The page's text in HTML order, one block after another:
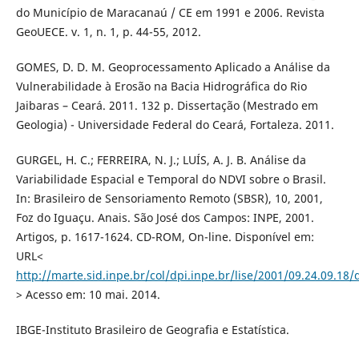
do Município de Maracanaú / CE em 1991 e 2006. Revista
GeoUECE. v. 1, n. 1, p. 44-55, 2012.
GOMES, D. D. M. Geoprocessamento Aplicado a Análise da
Vulnerabilidade à Erosão na Bacia Hidrográfica do Rio
Jaibaras – Ceará. 2011. 132 p. Dissertação (Mestrado em
Geologia) - Universidade Federal do Ceará, Fortaleza. 2011.
GURGEL, H. C.; FERREIRA, N. J.; LUÍS, A. J. B. Análise da
Variabilidade Espacial e Temporal do NDVI sobre o Brasil.
In: Brasileiro de Sensoriamento Remoto (SBSR), 10, 2001,
Foz do Iguaçu. Anais. São José dos Campos: INPE, 2001.
Artigos, p. 1617-1624. CD-ROM, On-line. Disponível em:
URL<
http://marte.sid.inpe.br/col/dpi.inpe.br/lise/2001/09.24.09.18/
> Acesso em: 10 mai. 2014.
IBGE-Instituto Brasileiro de Geografia e Estatística.